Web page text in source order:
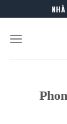
to
content